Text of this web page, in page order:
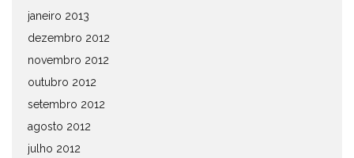
janeiro 2013
dezembro 2012
novembro 2012
outubro 2012
setembro 2012
agosto 2012
julho 2012